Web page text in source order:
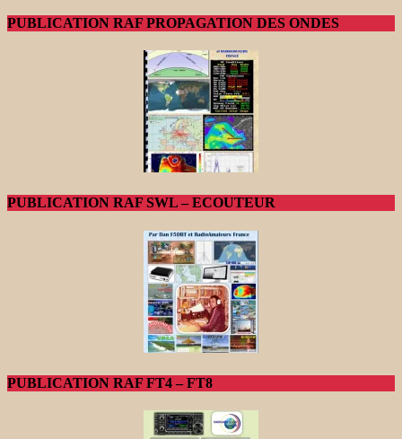
PUBLICATION RAF PROPAGATION DES ONDES
PUBLICATION RAF SWL – ECOUTEUR
PUBLICATION RAF FT4 – FT8